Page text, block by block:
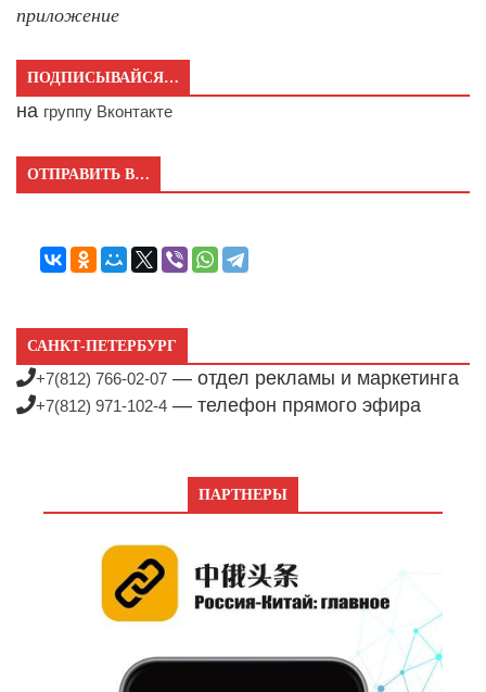
приложение
ПОДПИСЫВАЙСЯ…
на группу Вконтакте
ОТПРАВИТЬ В…
САНКТ-ПЕТЕРБУРГ
+7(812) 766-02-07 — отдел рекламы и маркетинга
+7(812) 971-102-4 — телефон прямого эфира
ПАРТНЕРЫ